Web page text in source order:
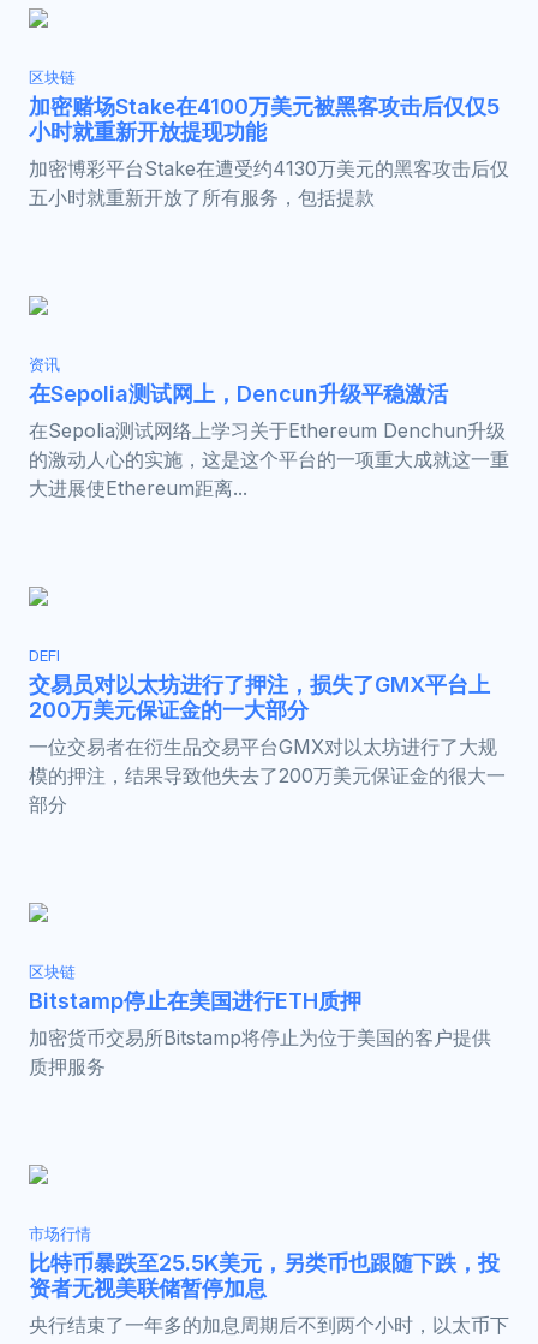
区块链
加密赌场Stake在4100万美元被黑客攻击后仅仅5
小时就重新开放提现功能
加密博彩平台Stake在遭受约4130万美元的黑客攻击后仅
五小时就重新开放了所有服务，包括提款
资讯
在Sepolia测试网上，Dencun升级平稳激活
在Sepolia测试网络上学习关于Ethereum Denchun升级
的激动人心的实施，这是这个平台的一项重大成就这一重
大进展使Ethereum距离...
DEFI
交易员对以太坊进行了押注，损失了GMX平台上
200万美元保证金的一大部分
一位交易者在衍生品交易平台GMX对以太坊进行了大规
模的押注，结果导致他失去了200万美元保证金的很大一
部分
区块链
Bitstamp停止在美国进行ETH质押
加密货币交易所Bitstamp将停止为位于美国的客户提供
质押服务
市场行情
比特币暴跌至25.5K美元，另类币也跟随下跌，投
资者无视美联储暂停加息
央行结束了一年多的加息周期后不到两个小时，以太币下